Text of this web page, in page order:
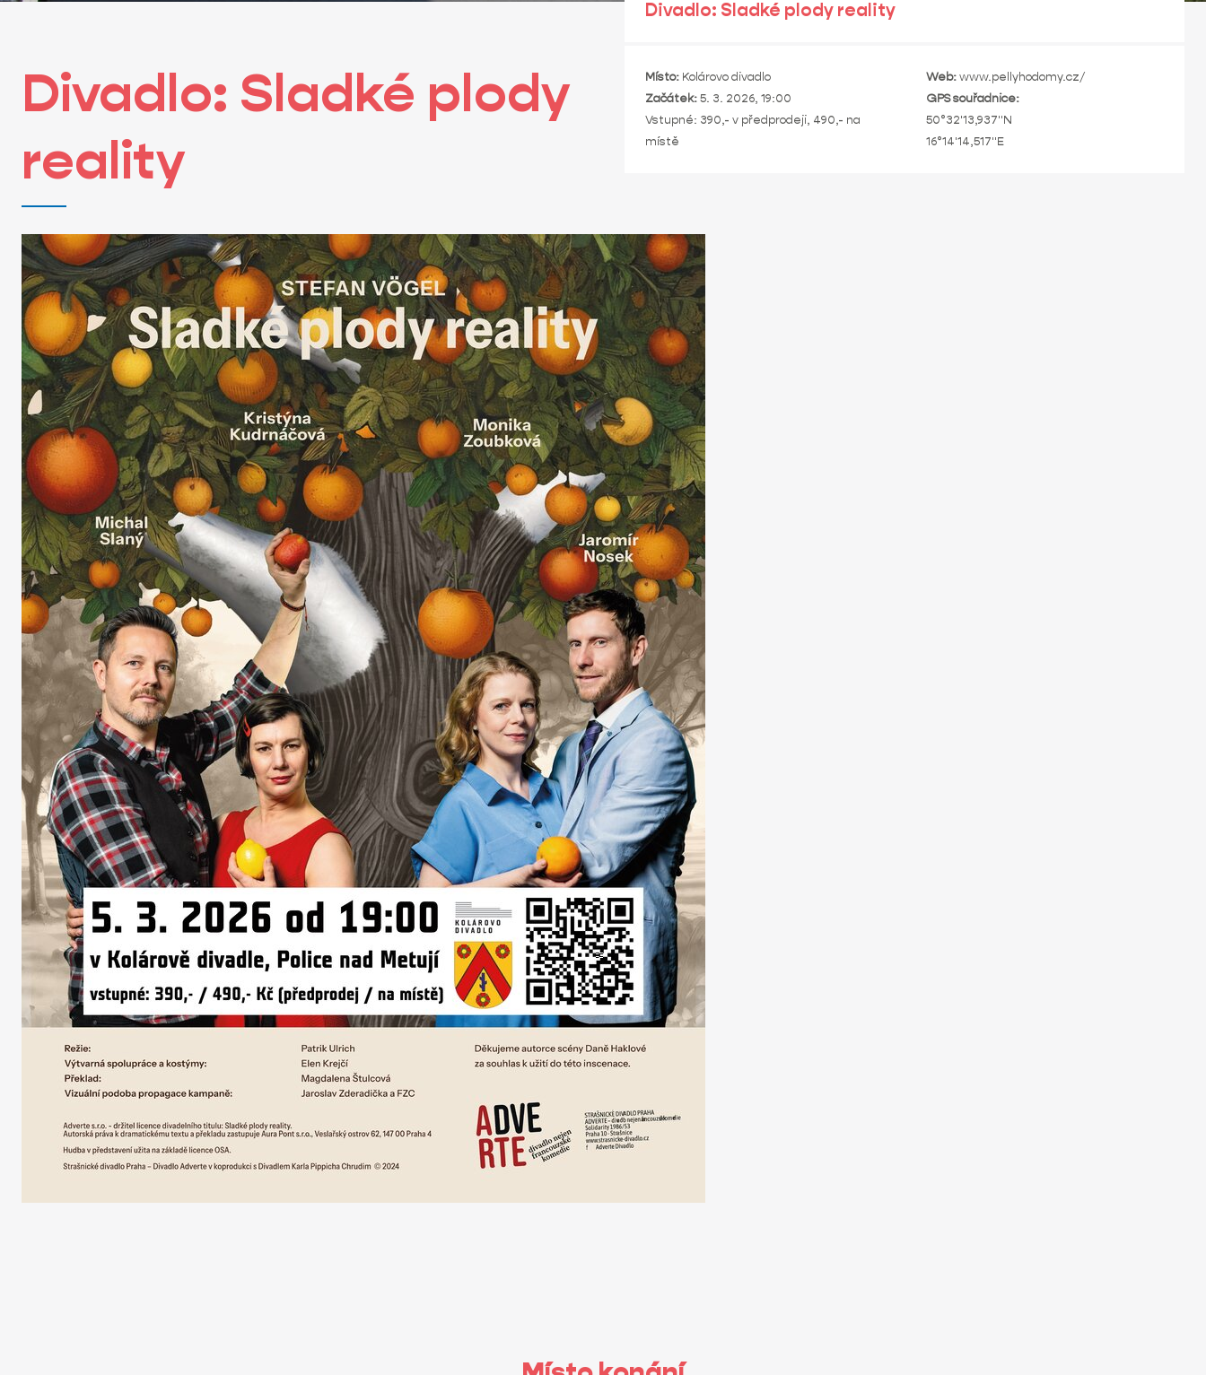
Divadlo: Sladké plody reality
Místo: Kolárovo divadlo
Začátek:5. 3. 2026, 19:00
Vstupné: 390,- v předprodeji, 490,- na
místě
Web:www.pellyhodomy.cz/
GPS souřadnice:
50°32'13,937"N
16°14'14,517"E
Divadlo: Sladké plody
reality